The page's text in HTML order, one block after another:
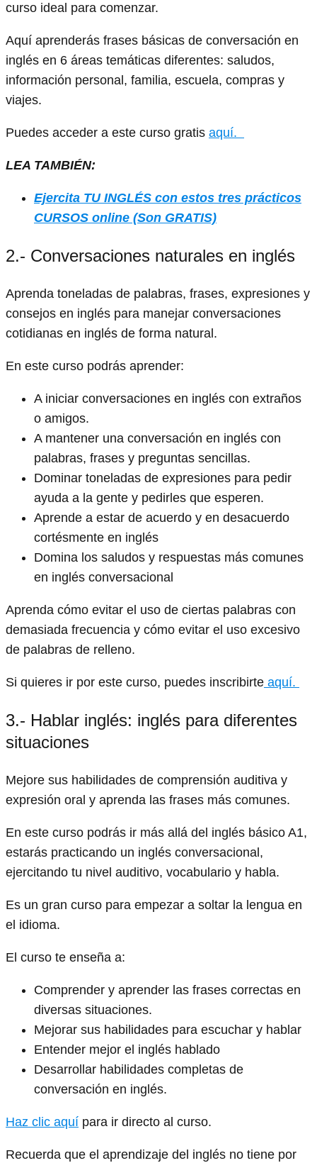
curso ideal para comenzar.
Aquí aprenderás frases básicas de conversación en
inglés en 6 áreas temáticas diferentes: saludos,
información personal, familia, escuela, compras y
viajes.
Puedes acceder a este curso gratis aquí.
LEA TAMBIÉN:
Ejercita TU INGLÉS con estos tres prácticos
CURSOS online (Son GRATIS)
2.- Conversaciones naturales en inglés
Aprenda toneladas de palabras, frases, expresiones y
consejos en inglés para manejar conversaciones
cotidianas en inglés de forma natural.
En este curso podrás aprender:
A iniciar conversaciones en inglés con extraños
o amigos.
A mantener una conversación en inglés con
palabras, frases y preguntas sencillas.
Dominar toneladas de expresiones para pedir
ayuda a la gente y pedirles que esperen.
Aprende a estar de acuerdo y en desacuerdo
cortésmente en inglés
Domina los saludos y respuestas más comunes
en inglés conversacional
Aprenda cómo evitar el uso de ciertas palabras con
demasiada frecuencia y cómo evitar el uso excesivo
de palabras de relleno.
Si quieres ir por este curso, puedes inscribirte aquí.
3.- Hablar inglés: inglés para diferentes
situaciones
Mejore sus habilidades de comprensión auditiva y
expresión oral y aprenda las frases más comunes.
En este curso podrás ir más allá del inglés básico A1,
estarás practicando un inglés conversacional,
ejercitando tu nivel auditivo, vocabulario y habla.
Es un gran curso para empezar a soltar la lengua en
el idioma.
El curso te enseña a:
Comprender y aprender las frases correctas en
diversas situaciones.
Mejorar sus habilidades para escuchar y hablar
Entender mejor el inglés hablado
Desarrollar habilidades completas de
conversación en inglés.
Haz clic aquí para ir directo al curso.
Recuerda que el aprendizaje del inglés no tiene por